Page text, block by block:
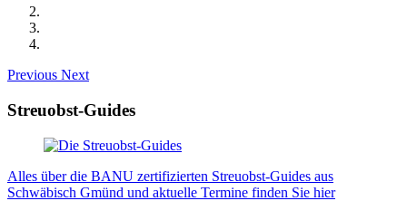
Previous Next
Streuobst-Guides
Alles über die BANU zertifizierten Streuobst-Guides aus
Schwäbisch Gmünd und aktuelle Termine finden Sie hier